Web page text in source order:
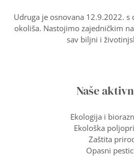
Udruga je osnovana 12.9.2022. s
okoliša. Nastojimo zajedničkim
sav biljni i
Naše
Ekologija i
Ekološka
Zaštita
Opasni